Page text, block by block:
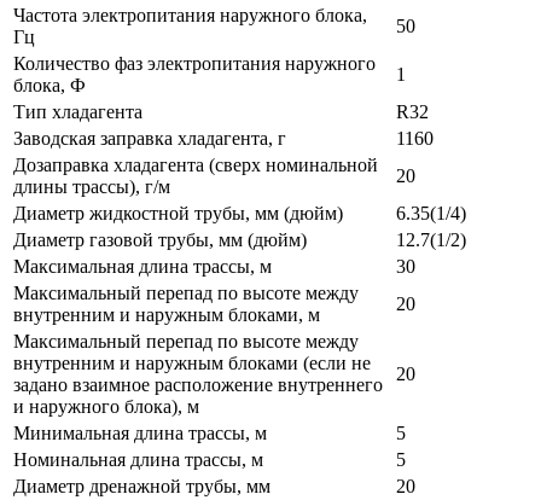
Частота электропитания наружного блока,
Гц
50
Количество фаз электропитания наружного
блока, Ф
1
Тип хладагента
R32
Заводская заправка хладагента, г
1160
Дозаправка хладагента (сверх номинальной
длины трассы), г/м
20
Диаметр жидкостной трубы, мм (дюйм)
6.35(1/4)
Диаметр газовой трубы, мм (дюйм)
12.7(1/2)
Максимальная длина трассы, м
30
Максимальный перепад по высоте между
внутренним и наружным блоками, м
20
Максимальный перепад по высоте между
внутренним и наружным блоками (если не
задано взаимное расположение внутреннего
и наружного блока), м
20
Минимальная длина трассы, м
5
Номинальная длина трассы, м
5
Диаметр дренажной трубы, мм
20